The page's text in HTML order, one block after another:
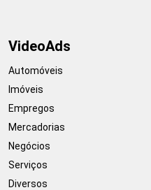
VideoAds
Automóveis
Imóveis
Empregos
Mercadorias
Negócios
Serviços
Diversos